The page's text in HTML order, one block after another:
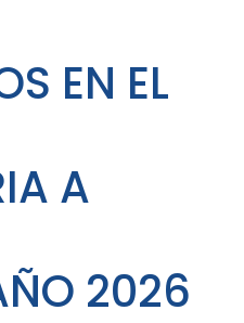
EN EL
A
2026